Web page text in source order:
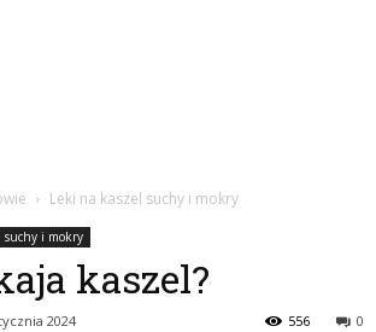
Leki na kaszel suchy i mokry
suchy i mokry
kaszel?
2024 0
556